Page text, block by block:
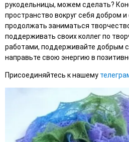
рукодельницы, можем сделать?
пространство вокруг себя добром
продолжать заниматься
поддерживать своих коллег по
работами, поддерживайте добрым
направьте свою энергию в
Присоединяйтесь к нашему